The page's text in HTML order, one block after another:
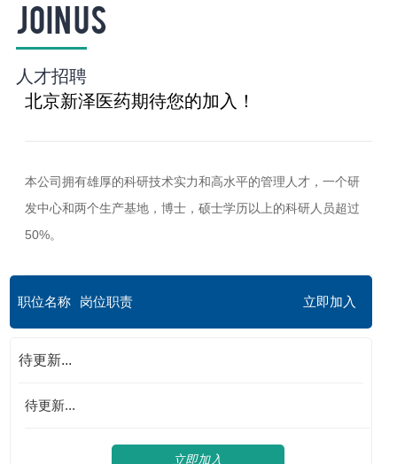
JOIN US
人才招聘
北京新泽医药期待您的加入！
本公司拥有雄厚的科研技术实力和高水平的管理人才，一个研
发中心和两个生产基地，博士，硕士学历以上的科研人员超过
50%。
职位名称 岗位职责 立即加入
待更新...
待更新...
立即加入